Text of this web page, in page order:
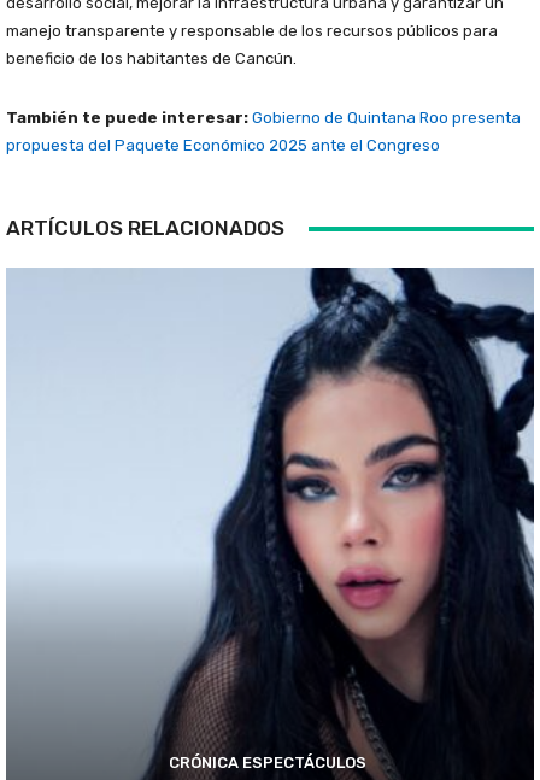
manejo transparente y responsable de los recursos públicos para
beneficio de los habitantes de Cancún.
También te puede interesar: Gobierno de Quintana Roo presenta
propuesta del Paquete Económico 2025 ante el Congreso
ARTÍCULOS RELACIONADOS
CRÓNICA ESPECTÁCULOS